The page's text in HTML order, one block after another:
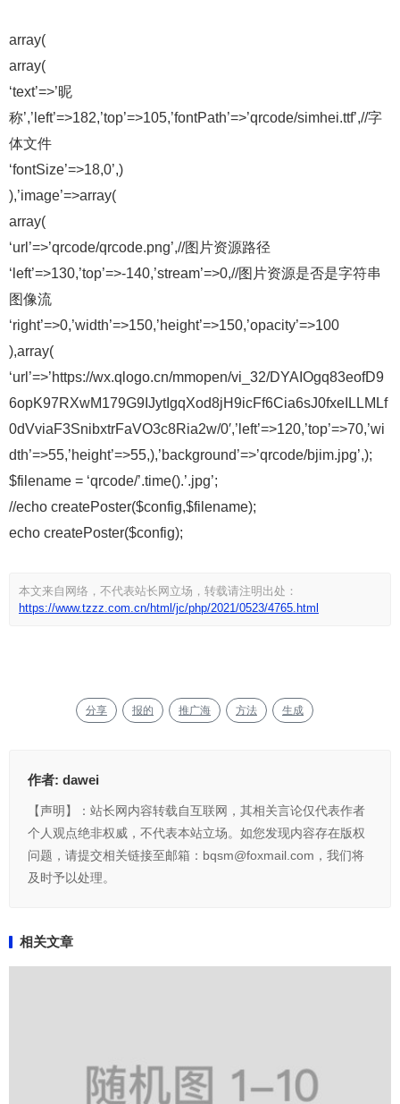
array(
array(
‘text’=>’昵
称’,’left’=>182,’top’=>105,’fontPath’=>’qrcode/simhei.ttf’,//字
体文件
‘fontSize’=>18,0’,)
),’image’=>array(
array(
‘url’=>’qrcode/qrcode.png’,//图片资源路径
‘left’=>130,’top’=>-140,’stream’=>0,//图片资源是否是字符串
图像流
‘right’=>0,’width’=>150,’height’=>150,’opacity’=>100
),array(
‘url’=>’https://wx.qlogo.cn/mmopen/vi_32/DYAIOgq83eofD9
6opK97RXwM179G9IJytIgqXod8jH9icFf6Cia6sJ0fxeILLMLf
0dVviaF3SnibxtrFaVO3c8Ria2w/0′,’left’=>120,’top’=>70,’wi
dth’=>55,’height’=>55,),’background’=>’qrcode/bjim.jpg’,);
$filename = ‘qrcode/’.time().’.jpg’;
//echo createPoster($config,$filename);
echo createPoster($config);
本文来自网络，不代表站长网立场，转载请注明出处：
https://www.tzzz.com.cn/html/jc/php/2021/0523/4765.html
分享 报的 推广海 方法 生成
作者: dawei
【声明】：站长网内容转载自互联网，其相关言论仅代表作者
个人观点绝非权威，不代表本站立场。如您发现内容存在版权
问题，请提交相关链接至邮箱：bqsm@foxmail.com，我们将
及时予以处理。
相关文章